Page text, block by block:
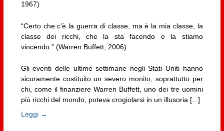
1967)
“Certo che c’è la guerra di classe, ma è la mia classe, la
classe dei ricchi, che la sta facendo e la stiamo
vincendo.” (Warren Buffett, 2006)
Gli eventi delle ultime settimane negli Stati Uniti hanno
sicuramente costituito un severo monito, soprattutto per
chi, come il finanziere Warren Buffett, uno dei tre uomini
più ricchi del mondo, poteva crogiolarsi in un illusoria [...]
Leggi →